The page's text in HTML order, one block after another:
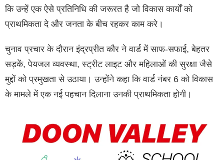
कि उन्हें एक ऐसे प्रतिनिधि की जरूरत है जो विकास कार्यों को
प्राथमिकता दे और जनता के बीच रहकर काम करे।
चुनाव प्रचार के दौरान इंद्रप्रीत कौर ने वार्ड में साफ-सफाई, बेहतर
सड़कें, पेयजल व्यवस्था, स्ट्रीट लाइट और महिलाओं की सुरक्षा जैसे
मुद्दों को प्रमुखता से उठाया। उन्होंने कहा कि वार्ड नंबर 6 को विकास
के मामले में एक नई पहचान दिलाना उनकी प्राथमिकता होगी।